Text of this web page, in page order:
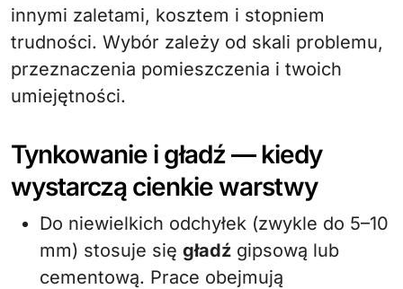
innymi zaletami, kosztem i stopniem
trudności. Wybór zależy od skali problemu,
przeznaczenia pomieszczenia i twoich
umiejętności.
Tynkowanie i gładź — kiedy
wystarczą cienkie warstwy
Do niewielkich odchyłek (zwykle do 5–10
mm) stosuje się gładź gipsową lub
cementową. Prace obejmują